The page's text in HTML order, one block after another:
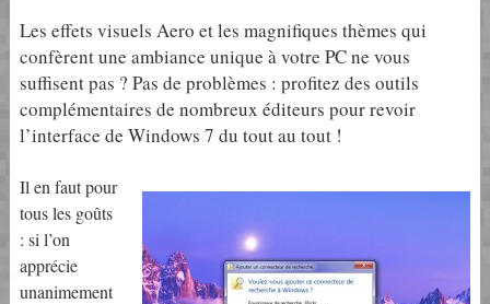
Les effets visuels Aero et les magnifiques thèmes qui
confèrent une ambiance unique à votre PC ne vous
suffisent pas ? Pas de problèmes : profitez des outils
complémentaires de nombreux éditeurs pour revoir
l’interface de Windows 7 du tout au tout !
Il en faut pour
tous les goûts
: si l’on
apprécie
unanimement